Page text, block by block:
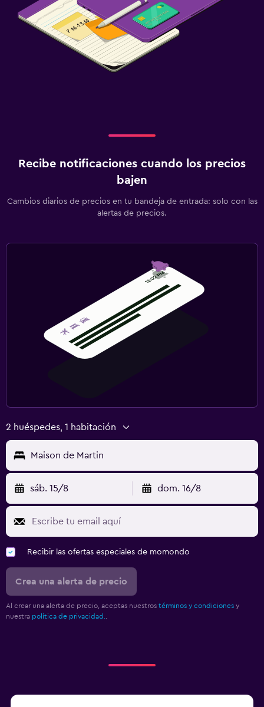
Recibe notificaciones cuando los precios
bajen
Cambios diarios de precios en tu bandeja de entrada: solo con las
alertas de precios.
2 huéspedes, 1 habitación
Maison de Martin
sáb. 15/8 dom. 16/8
Recibir las ofertas especiales de momondo
Crea una alerta de precio
Al crear una alerta de precio, aceptas nuestros términos y condiciones y
nuestra política de privacidad.